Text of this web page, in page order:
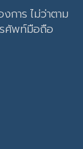
การ ไม่ว่าตาม
รศัพท์มือถือ